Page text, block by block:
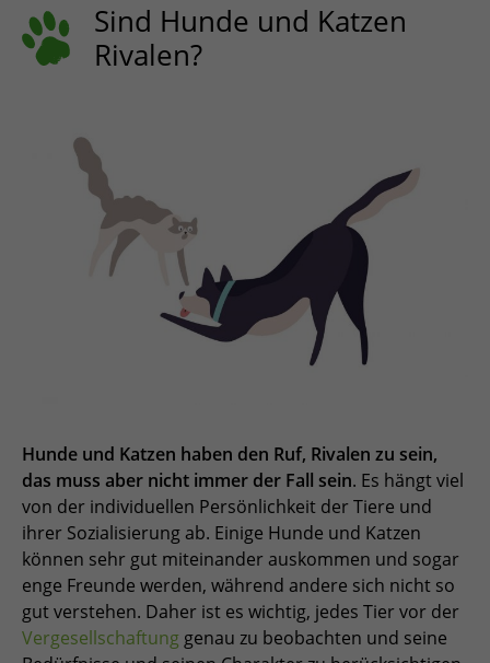
ESPAÑOL, MÉXICO
Sind Hunde und Katzen
Rivalen?
Hunde und Katzen haben den Ruf, Rivalen zu sein,
das muss aber nicht immer der Fall sein. Es hängt viel
von der individuellen Persönlichkeit der Tiere und
ihrer Sozialisierung ab. Einige Hunde und Katzen
können sehr gut miteinander auskommen und sogar
enge Freunde werden, während andere sich nicht so
gut verstehen. Daher ist es wichtig, jedes Tier vor der
Vergesellschaftung genau zu beobachten und seine